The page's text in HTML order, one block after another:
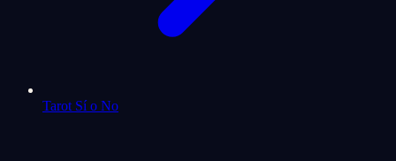
Tarot Sí o No